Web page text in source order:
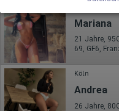
https://
n/analyticsjs/cookie-
Herausgeber:
Google Ireland Limited
Erhobene Daten:
Die erzeugten
Webseiten sowie die von
Mariana
Köln
Andrea
26 Jahre,